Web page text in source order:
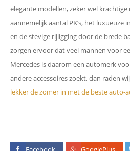
elegante modellen, zeker wel
aannemelijk aantal PK’s, het luxueuze
en de stevige rijligging door de brede
zorgen ervoor dat veel mannen voor
Mercedes is daarom een automerk
andere accessoires zoekt, dan raden
lekker de zomer in met de beste auto-